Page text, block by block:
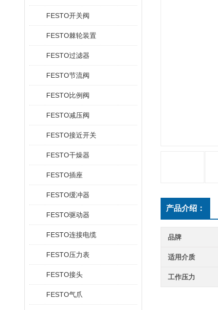
FESTO开关阀
FESTO棘轮装置
FESTO过滤器
FESTO节流阀
FESTO比例阀
FESTO减压阀
FESTO接近开关
FESTO干燥器
FESTO插座
FESTO缓冲器
FESTO驱动器
FESTO连接电缆
FESTO压力表
FESTO接头
FESTO气爪
产品介绍：
品牌
适用介质
工作压力